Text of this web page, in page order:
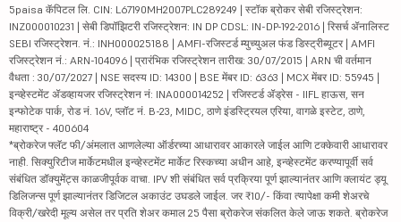
5paisa कॅपिटल लि. CIN: L67190MH2007PLC289249 | स्टॉक ब्रोकर सेबी रजिस्ट्रेशन:
INZ000010231 | सेबी डिपॉझिटरी रजिस्ट्रेशन: IN DP CDSL: IN-DP-192-2016 | रिसर्च ॲनालिस्ट
SEBI रजिस्ट्रेशन. नं.: INH000025188 | AMFI-रजिस्टर्ड म्युच्युअल फंड डिस्ट्रीब्यूटर | AMFI
रजिस्ट्रेशन नं.: ARN-104096 | प्रारंभिक रजिस्ट्रेशन तारीख: 30/07/2015 | ARN ची वर्तमान
वैधता : 30/07/2027 | NSE सदस्य ID: 14300 | BSE मेंबर ID: 6363 | MCX मेंबर ID: 55945 |
इन्व्हेस्टमेंट ॲडव्हायजर रजिस्ट्रेशन नं: INA000014252 | रजिस्टर्ड ॲड्रेस - IIFL हाऊस, सन
इन्फोटेक पार्क, रोड नं. 16V, प्लॉट नं. B-23, MIDC, ठाणे इंडस्ट्रियल एरिया, वागळे इस्टेट, ठाणे,
महाराष्ट्र - 400604
*ब्रोकरेज फ्लॅट फी/अंमलात आणलेल्या ऑर्डरच्या आधारावर आकारले जाईल आणि टक्केवारी आधारावर
नाही. सिक्युरिटीज मार्केटमधील इन्व्हेस्टमेंट मार्केट रिस्कच्या अधीन आहे, इन्व्हेस्टमेंट करण्यापूर्वी सर्व
संबंधित डॉक्युमेंट्स काळजीपूर्वक वाचा. IPV शी संबंधित सर्व प्रक्रिया पूर्ण झाल्यानंतर आणि क्लायंट ड्यू
डिलिजन्स पूर्ण झाल्यानंतर डिजिटल अकाउंट उघडले जाईल. जर ₹10/- किंवा त्यापेक्षा कमी शेअरचे
विक्री/खरेदी मूल्य असेल तर प्रति शेअर कमाल 25 पैसा ब्रोकरेज संकलित केले जाऊ शकते. ब्रोकरेज